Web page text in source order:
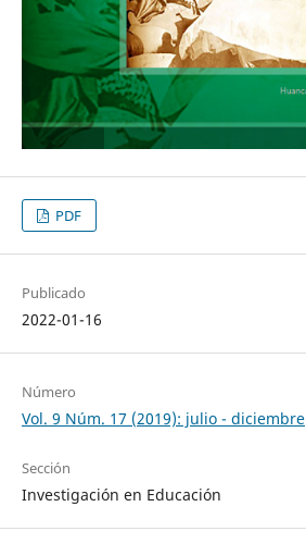
PDF
Publicado
2022-01-16
Número
Vol. 9 Núm. 17 (2019): julio - diciembre
Sección
Investigación en Educación